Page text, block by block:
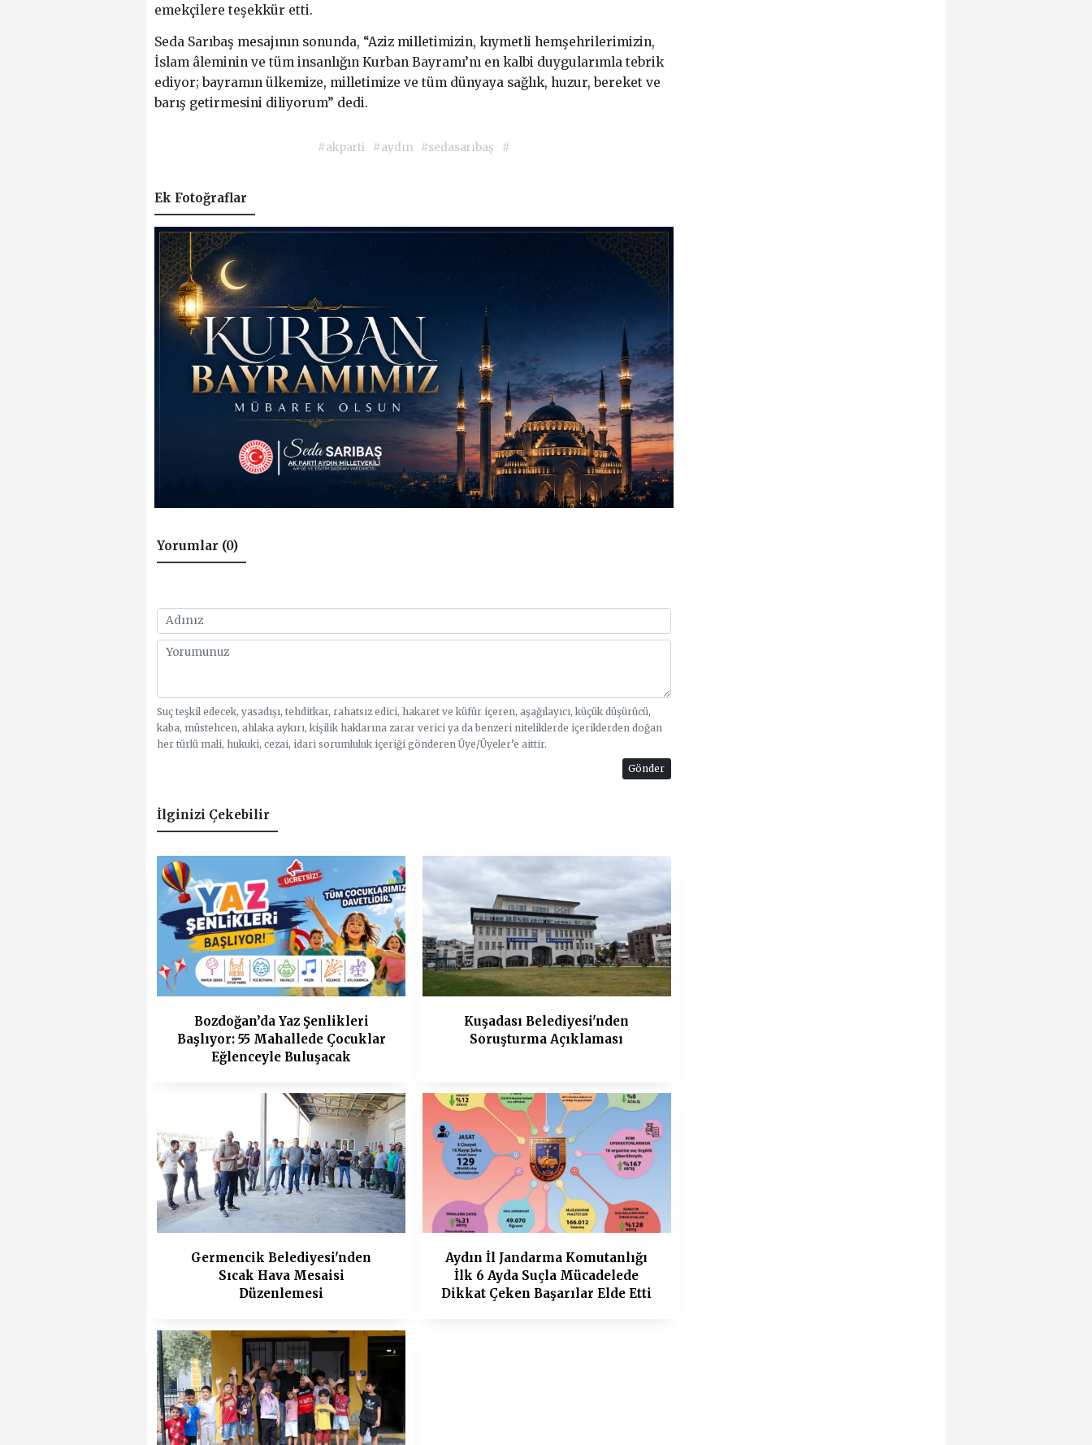
emekçilere teşekkür etti.
Seda Sarıbaş mesajının sonunda, “Aziz milletimizin, kıymetli hemşehrilerimizin,
İslam âleminin ve tüm insanlığın Kurban Bayramı’nı en kalbi duygularımla tebrik
ediyor; bayramın ülkemize, milletimize ve tüm dünyaya sağlık, huzur, bereket ve
barış getirmesini diliyorum” dedi.
#akparti #aydın #sedasarıbaş #
Ek Fotoğraflar
Yorumlar (0)
Suç teşkil edecek, yasadışı, tehditkar, rahatsız edici, hakaret ve küfür içeren, aşağılayıcı, küçük düşürücü,
kaba, müstehcen, ahlaka aykırı, kişilik haklarına zarar verici ya da benzeri niteliklerde içeriklerden doğan
her türlü mali, hukuki, cezai, idari sorumluluk içeriği gönderen Üye/Üyeler’e aittir.
Gönder
İlginizi Çekebilir
Bozdoğan’da Yaz Şenlikleri
Başlıyor: 55 Mahallede Çocuklar
Eğlenceyle Buluşacak
Kuşadası Belediyesi'nden
Soruşturma Açıklaması
Germencik Belediyesi'nden
Sıcak Hava Mesaisi
Düzenlemesi
Aydın İl Jandarma Komutanlığı
İlk 6 Ayda Suçla Mücadelede
Dikkat Çeken Başarılar Elde Etti